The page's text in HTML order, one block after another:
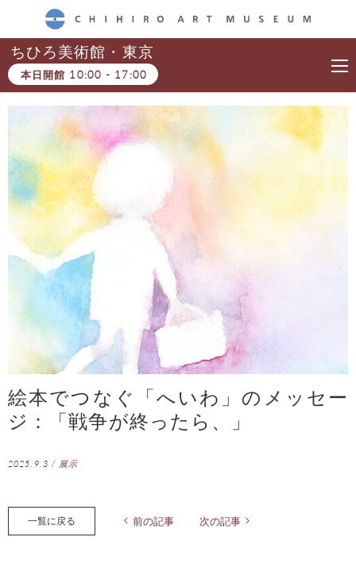
CHIHIRO ART MUSEUM
ちひろ美術館・東京
本日開館 10:00 - 17:00
絵本でつなぐ「へいわ」のメッセー
ジ：「戦争が終ったら、」
2025.9.3 / 展示
一覧に戻る 前の記事 次の記事